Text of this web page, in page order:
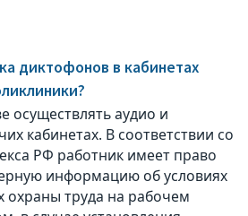
диктофонов в кабинетах
осуществлять аудио и
кабинетах. В соответствии со
РФ работник имеет право
информацию об условиях
охраны труда на рабочем